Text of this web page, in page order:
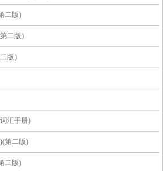
二版)
二版）
版）
汇手册)
第二版)
二版)